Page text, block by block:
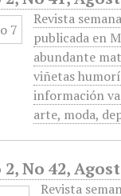
Revista
publicada en
abundante
viñetas
información
arte, moda,
No 42,
Revista